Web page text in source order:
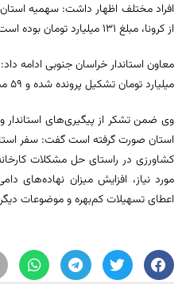
افراد مختلف اظهار داشت: سهمیه
از کرونا، مبلغ ۱۳۱ میلیارد تومان بوده است.
میلیارد تومان تشکیل پرونده شده و ۵۹ میلیارد تومان پرداخت شده است.
وی ضمن تشکر از پیگیری‌های استاندار
استان صورت گرفته است گفت: سفر
کشاورزی در راستای حل مشکلات
مورد نیاز، افزایش میزان نهاده‌های
اعطای تسهیلات کم‌بهره و موضوعات